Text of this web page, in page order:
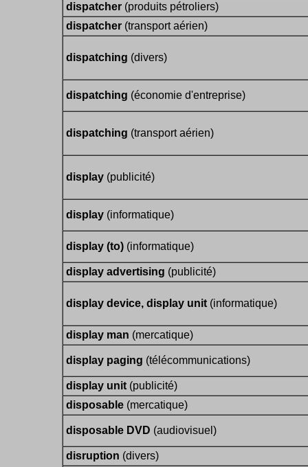
dispatcher (produits pétroliers)
dispatcher (transport aérien)
dispatching (divers)
dispatching (économie d'entreprise)
dispatching (transport aérien)
display (publicité)
display (informatique)
display (to) (informatique)
display advertising (publicité)
display device, display unit (informatique)
display man (mercatique)
display paging (télécommunications)
display unit (publicité)
disposable (mercatique)
disposable DVD (audiovisuel)
disruption (divers)